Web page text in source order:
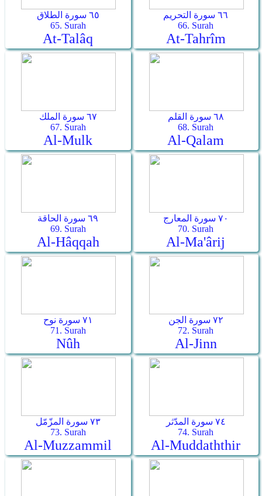
٦٥ سورة الطلاق
65. Surah
At-Talâq
٦٦ سورة التحريم
66. Surah
At-Tahrîm
٦٧ سورة الملك
67. Surah
Al-Mulk
٦٨ سورة القلم
68. Surah
Al-Qalam
٦٩ سورة الحاقة
69. Surah
Al-Hâqqah
٧٠ سورة المعارج
70. Surah
Al-Ma'ârij
٧١ سورة نوح
71. Surah
Nûh
٧٢ سورة الجن
72. Surah
Al-Jinn
٧٣ سورة المزّمّل
73. Surah
Al-Muzzammil
٧٤ سورة المدّثر
74. Surah
Al-Muddaththir